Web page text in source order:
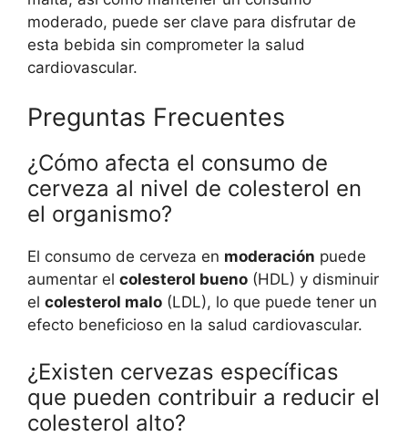
moderado, puede ser clave para disfrutar de
esta bebida sin comprometer la salud
cardiovascular.
Preguntas Frecuentes
¿Cómo afecta el consumo de
cerveza al nivel de colesterol en
el organismo?
El consumo de cerveza en moderación puede
aumentar el colesterol bueno (HDL) y disminuir
el colesterol malo (LDL), lo que puede tener un
efecto beneficioso en la salud cardiovascular.
¿Existen cervezas específicas
que pueden contribuir a reducir el
colesterol alto?